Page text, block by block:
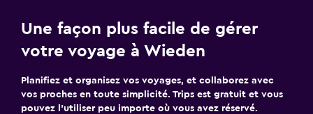
Une façon plus facile de gérer
votre voyage à Wieden
Planifiez et organisez vos voyages, et collaborez avec
vos proches en toute simplicité. Trips est gratuit et vous
pouvez l’utiliser peu importe où vous avez réservé.